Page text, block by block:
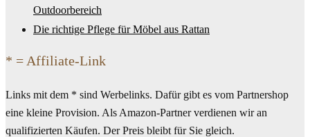
Outdoorbereich
Die richtige Pflege für Möbel aus Rattan
* = Affiliate-Link
Links mit dem * sind Werbelinks. Dafür gibt es vom Partnershop
eine kleine Provision. Als Amazon-Partner verdienen wir an
qualifizierten Käufen. Der Preis bleibt für Sie gleich.